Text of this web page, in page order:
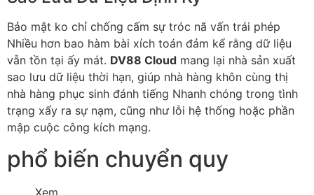
Bảo mật ko chỉ chống cấm sự tróc nã vấn trái phép
Nhiều hơn bao hàm bài xích toán đảm kể rằng dữ liệu
vẫn tồn tại ấy mát. DV88 Cloud mang lại nhà sản xuất
sao lưu dữ liệu thời hạn, giúp nhà hàng khôn cùng thị
nhà hàng phục sinh đánh tiếng Nhanh chóng trong tình
trạng xẩy ra sự nạm, cũng như lỗi hệ thống hoặc phần
mập cuộc công kích mạng.
phổ biến chuyển quy
Xem